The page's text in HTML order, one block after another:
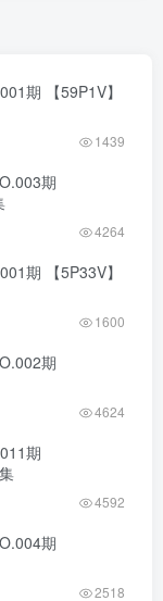
期 【59P1V】
1439
期
4264
期 【5P33V】
1600
期
4624
期
4592
期
2518